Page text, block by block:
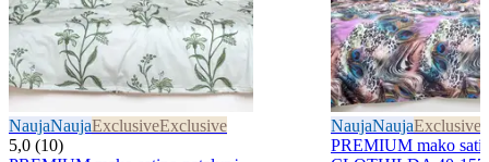
NaujaNaujaExclusiveExclusive
5,0 (10)
NaujaNaujaExclusive
PREMIUM mako